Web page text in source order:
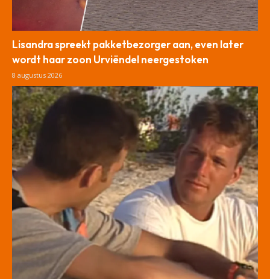
Lisandra spreekt pakketbezorger aan, even later
wordt haar zoon Urviëndel neergestoken
8 augustus 2026